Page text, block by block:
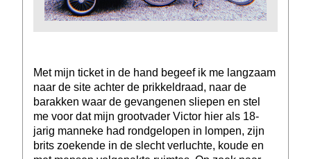
Met mijn ticket in de hand begeef ik me langzaam
naar de site achter de prikkeldraad, naar de
barakken waar de gevangenen sliepen en stel
me voor dat mijn grootvader Victor hier als 18-
jarig manneke had rondgelopen in lompen, zijn
brits zoekende in de slecht verluchte, koude en